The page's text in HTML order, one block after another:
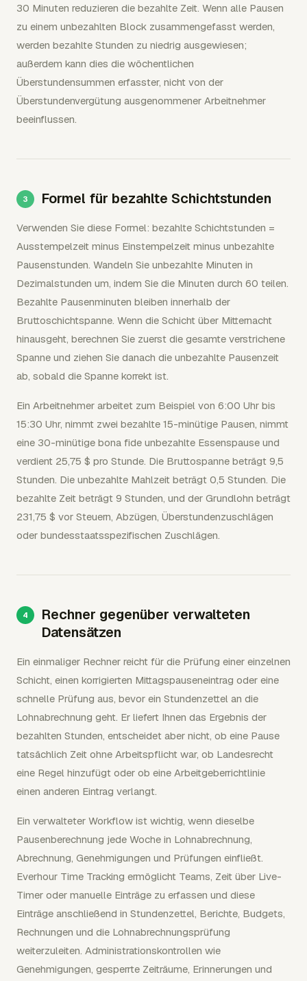
30 Minuten reduzieren die bezahlte Zeit. Wenn alle Pausen
zu einem unbezahlten Block zusammengefasst werden,
werden bezahlte Stunden zu niedrig ausgewiesen;
außerdem kann dies die wöchentlichen
Überstundensummen erfasster, nicht von der
Überstundenvergütung ausgenommener Arbeitnehmer
beeinflussen.
Formel für bezahlte Schichtstunden
Verwenden Sie diese Formel: bezahlte Schichtstunden =
Ausstempelzeit minus Einstempelzeit minus unbezahlte
Pausenstunden. Wandeln Sie unbezahlte Minuten in
Dezimalstunden um, indem Sie die Minuten durch 60 teilen.
Bezahlte Pausenminuten bleiben innerhalb der
Bruttoschichtspanne. Wenn die Schicht über Mitternacht
hinausgeht, berechnen Sie zuerst die gesamte verstrichene
Spanne und ziehen Sie danach die unbezahlte Pausenzeit
ab, sobald die Spanne korrekt ist.
Ein Arbeitnehmer arbeitet zum Beispiel von 6:00 Uhr bis
15:30 Uhr, nimmt zwei bezahlte 15-minütige Pausen, nimmt
eine 30-minütige bona fide unbezahlte Essenspause und
verdient 25,75 $ pro Stunde. Die Bruttospanne beträgt 9,5
Stunden. Die unbezahlte Mahlzeit beträgt 0,5 Stunden. Die
bezahlte Zeit beträgt 9 Stunden, und der Grundlohn beträgt
231,75 $ vor Steuern, Abzügen, Überstundenzuschlägen
oder bundesstaatsspezifischen Zuschlägen.
Rechner gegenüber verwalteten
Datensätzen
Ein einmaliger Rechner reicht für die Prüfung einer einzelnen
Schicht, einen korrigierten Mittagspauseneintrag oder eine
schnelle Prüfung aus, bevor ein Stundenzettel an die
Lohnabrechnung geht. Er liefert Ihnen das Ergebnis der
bezahlten Stunden, entscheidet aber nicht, ob eine Pause
tatsächlich Zeit ohne Arbeitspflicht war, ob Landesrecht
eine Regel hinzufügt oder ob eine Arbeitgeberrichtlinie
einen anderen Eintrag verlangt.
Ein verwalteter Workflow ist wichtig, wenn dieselbe
Pausenberechnung jede Woche in Lohnabrechnung,
Abrechnung, Genehmigungen und Prüfungen einfließt.
Everhour Time Tracking ermöglicht Teams, Zeit über Live-
Timer oder manuelle Einträge zu erfassen und diese
Einträge anschließend in Stundenzettel, Berichte, Budgets,
Rechnungen und die Lohnabrechnungsprüfung
weiterzuleiten. Administrationskontrollen wie
Genehmigungen, gesperrte Zeiträume, Erinnerungen und